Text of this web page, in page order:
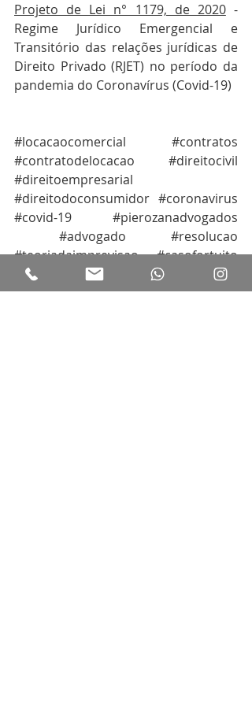
Projeto de Lei n° 1179, de 2020 -
Regime Jurídico Emergencial e
Transitório das relações jurídicas de
Direito Privado (RJET) no período da
pandemia do Coronavírus (Covid-19)
#locacaocomercial
#contratos
#contratodelocacao
#direitocivil
#direitoempresarial
#direitodoconsumidor #coronavirus
#covid-19 #pierozanadvogados
#advogado
#resolucao
#teoriadaimprevisao
#casofortuito
#forcamaior
#solucoesjuridicas
#negociacao
#renegociacao